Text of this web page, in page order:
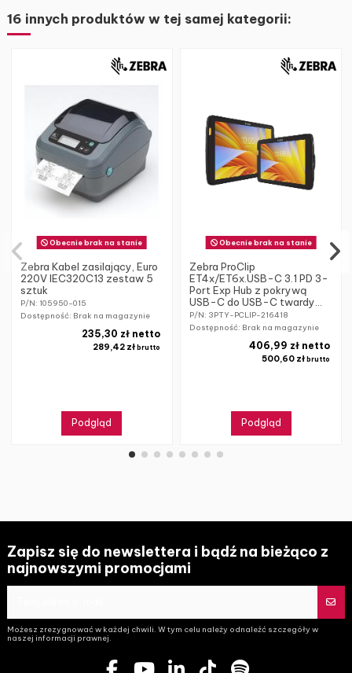
16 innych produktów w tej samej kategorii:
Obecnie brak na stanie
Zebra Kabel zasilający, Euro
220V IEC320C13 zestaw 5
sztuk
P/N: 105950-015
Dostępność: Brak na magazynie
289,42 złbrutto
235,30 zł netto
Podgląd
Obecnie brak na stanie
Zebra ProClip
ET4x/ET6x.USB-C 3.1 PD 3-
Port Exp Hub z pokrywą
USB-C do USB-C twardy...
P/N: 3PTY-PCLIP-216418
Dostępność: Brak na magazynie
500,60 zł brutto
406,99 zł netto
Podgląd
Zapisz się do newslettera i bądź na bieżąco z
najnowszymi promocjami
Możesz zrezygnować w każdej chwili. W tym celu należy odnaleźć szczegóły w
naszej informacji prawnej.